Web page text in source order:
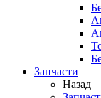
Запчасти
Назад